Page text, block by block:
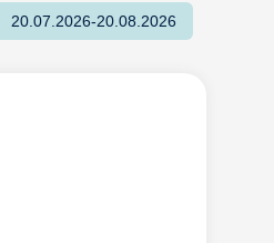
20.07.2026-20.08.2026